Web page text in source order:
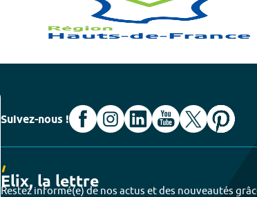
Suivez-nous !
Elix, la lettre
Restez informé(e) de nos actus et des nouveautés